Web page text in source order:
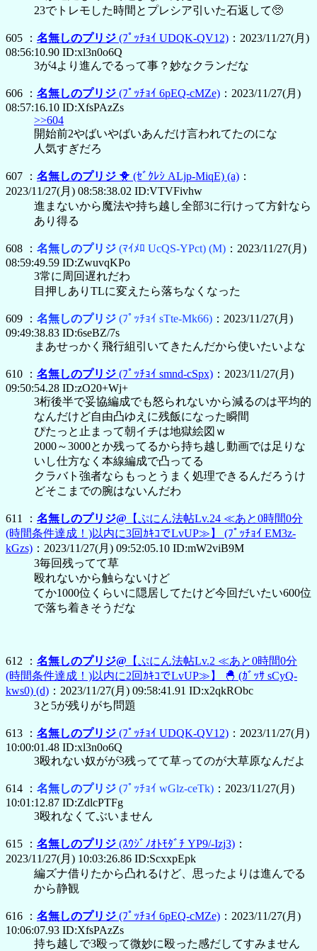
23でトレモした時間とプレシア引いた石返して🥺
605 ： 名無しのプリジ (ﾌﾟｯﾁｮｲ UDQK-QV12) ：2023/11/27(月)
08:56:10.90 ID:xl3n0o6Q
3が4より進んでるって事？妙なクランだな
606 ： 名無しのプリジ (ﾌﾟｯﾁｮｲ 6pEQ-cMZe) ：2023/11/27(月)
08:57:16.10 ID:XfsPAzZs
>>604
開始前2やばいやばいあんだけ言われてたのにな
人気すぎだろ
607 ： 名無しのプリジ 🐥 (ｾﾞｸﾚｼ ALjp-MiqE) (a) ：
2023/11/27(月) 08:58:38.02 ID:VTVFivhw
進まないから魔法や持ち越し全部3に行けって方針なら
あり得る
608 ： 名無しのプリジ (ﾏｲﾒﾛ UcQS-YPct) (M) ：2023/11/27(月)
08:59:49.59 ID:ZwuvqKPo
3常に周回遅れだわ
目押しありTLに変えたら落ちなくなった
609 ： 名無しのプリジ (ﾌﾟｯﾁｮｲ sTte-Mk66) ：2023/11/27(月)
09:49:38.83 ID:6seBZ/7s
まあせっかく飛行組引いてきたんだから使いたいよな
610 ： 名無しのプリジ (ﾌﾟｯﾁｮｲ smnd-cSpx) ：2023/11/27(月)
09:50:54.28 ID:zO20+Wj+
3桁後半で妥協編成でも怒られないから減るのは平均的
なんだけど自由凸ゆえに残飯になった瞬間
ぴたっと止まって朝イチは地獄絵図ｗ
2000～3000とか残ってるから持ち越し動画では足りな
いし仕方なく本線編成で凸ってる
クラバト強者ならもっとうまく処理できるんだろうけ
どそこまでの腕はないんだわ
611 ： 名無しのプリジ@ 【ぷにん法帖Lv.24 ≪あと0時間0分
(時間条件達成！)以内に3回ｶｷｺでLvUP≫】
(ﾌﾟｯﾁｮｲ EM3z-
kGzs) ：2023/11/27(月) 09:52:05.10 ID:mW2viB9M
3毎回残ってて草
殴れないから触らないけど
てか1000位くらいに隠居してたけど今回だいたい600位
で落ち着きそうだな
612 ： 名無しのプリジ@ 【ぷにん法帖Lv.2 ≪あと0時間0分
(時間条件達成！)以内に2回ｶｷｺでLvUP≫】
🐣 (ｶﾞｯｻ sCyQ-
kws0) (d) ：2023/11/27(月) 09:58:41.91 ID:x2qkRObc
3と5が残りがち問題
613 ： 名無しのプリジ (ﾌﾟｯﾁｮｲ UDQK-QV12) ：2023/11/27(月)
10:00:01.48 ID:xl3n0o6Q
3殴れない奴がが3残ってて草ってのが大草原なんだよ
614 ： 名無しのプリジ (ﾌﾟｯﾁｮｲ wGlz-ceTk) ：2023/11/27(月)
10:01:12.87 ID:ZdlcPTFg
3殴れなくてぶいません
615 ： 名無しのプリジ (ｽｳｼﾞﾉｵﾄﾓﾀﾞﾁ YP9/-Izj3) ：
2023/11/27(月) 10:03:26.86 ID:ScxxpEpk
編ズナ借りたから凸れるけど、思ったよりは進んでる
から静観
616 ： 名無しのプリジ (ﾌﾟｯﾁｮｲ 6pEQ-cMZe) ：2023/11/27(月)
10:06:07.93 ID:XfsPAzZs
持ち越しで3殴って微妙に殴った感だしてすみません